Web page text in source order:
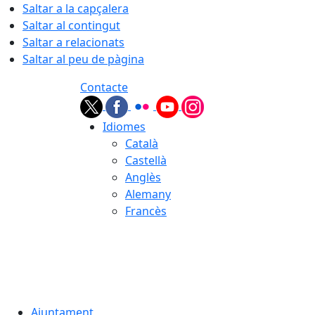
Saltar a la capçalera
Saltar al contingut
Saltar a relacionats
Saltar al peu de pàgina
Contacte
Idiomes
Català
Castellà
Anglès
Alemany
Francès